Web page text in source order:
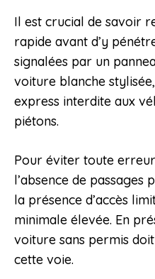
Il est crucial de savoir
rapide avant d’y
signalées par un
voiture blanche
express interdite aux
piétons.
Pour éviter toute
l’absence de passages
la présence d’accès
minimale élevée. En
voiture sans permis
cette voie.